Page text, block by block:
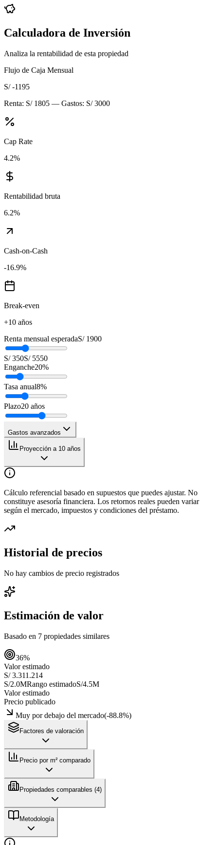
Calculadora de Inversión
Analiza la rentabilidad de esta propiedad
Flujo de Caja Mensual
S/ -1195
Renta: S/ 1805 — Gastos: S/ 3000
Cap Rate
4.2%
Rentabilidad bruta
6.2%
Cash-on-Cash
-16.9%
Break-even
+10 años
Renta mensual esperadaS/ 1900
S/ 350S/ 5550
Enganche20%
Tasa anual8%
Plazo20 años
Gastos avanzados
Proyección a 10 años
Cálculo referencial basado en supuestos que puedes ajustar. No
constituye asesoría financiera. Los retornos reales pueden variar
según el mercado, impuestos y condiciones del préstamo.
Historial de precios
No hay cambios de precio registrados
Estimación de valor
Basado en 7 propiedades similares
36%
Valor estimado
S/ 3.311.214
S/2.0MRango estimadoS/4.5M
Valor estimado
Precio publicado
Muy por debajo del mercado(-88.8%)
Factores de valoración
Precio por m² comparado
Propiedades comparables (4)
Metodología